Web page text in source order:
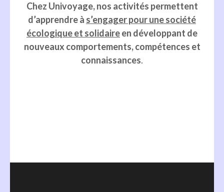
Chez Univoyage, nos activités permettent
d’apprendre à s’engager pour une société
écologique et solidaireen développant de
nouveaux comportements, compétences et
connaissances.